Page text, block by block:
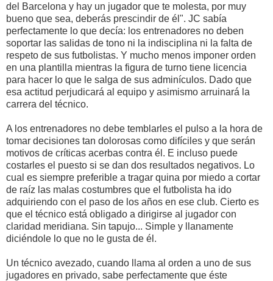
del Barcelona y hay un jugador que te molesta, por muy
bueno que sea, deberás prescindir de él". JC sabía
perfectamente lo que decía: los entrenadores no deben
soportar las salidas de tono ni la indisciplina ni la falta de
respeto de sus futbolistas. Y mucho menos imponer orden
en una plantilla mientras la figura de turno tiene licencia
para hacer lo que le salga de sus adminículos. Dado que
esa actitud perjudicará al equipo y asimismo arruinará la
carrera del técnico.
A los entrenadores no debe temblarles el pulso a la hora de
tomar decisiones tan dolorosas como difíciles y que serán
motivos de críticas acerbas contra él. E incluso puede
costarles el puesto si se dan dos resultados negativos. Lo
cual es siempre preferible a tragar quina por miedo a cortar
de raíz las malas costumbres que el futbolista ha ido
adquiriendo con el paso de los años en ese club. Cierto es
que el técnico está obligado a dirigirse al jugador con
claridad meridiana. Sin tapujo... Simple y llanamente
diciéndole lo que no le gusta de él.
Un técnico avezado, cuando llama al orden a uno de sus
jugadores en privado, sabe perfectamente que éste